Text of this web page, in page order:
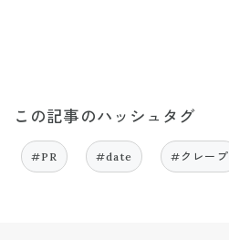
この記事のハッシュタグ
#PR #date #クレープ